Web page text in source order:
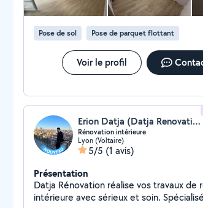
Pose de sol Pose de parquet flottant
Voir le profil
Erion Datja (Datja Renovation)
Rénovation intérieure
Lyon (Voltaire)
5/5 (1 avis)
Présentation
Datja Rénovation réalise vos travaux de
intérieure avec sérieux et soin.